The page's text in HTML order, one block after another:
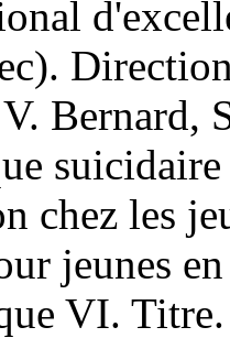
Bernard,
chez les
jeunes
VI. Titre.